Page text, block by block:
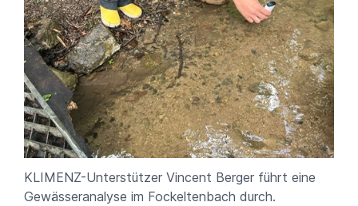
KLIMENZ-Unterstützer Vincent Berger führt eine
Gewässeranalyse im Fockeltenbach durch.